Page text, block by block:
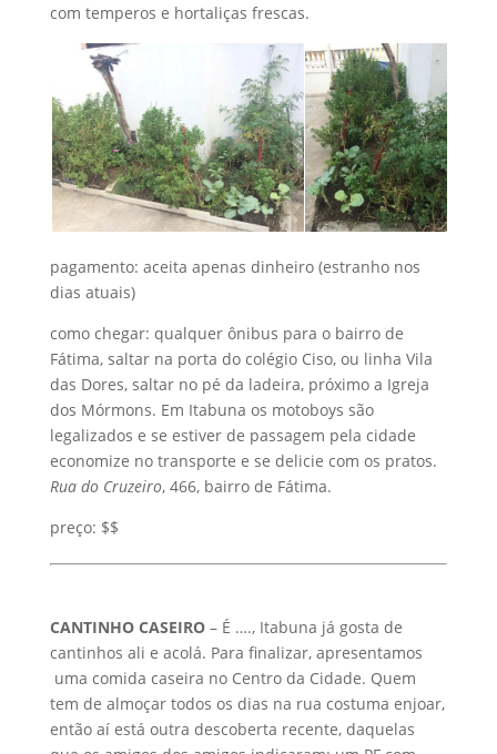
com temperos e hortaliças frescas.
pagamento: aceita apenas dinheiro (estranho nos
dias atuais)
como chegar: qualquer ônibus para o bairro de
Fátima, saltar na porta do colégio Ciso, ou linha Vila
das Dores, saltar no pé da ladeira, próximo a Igreja
dos Mórmons. Em Itabuna os motoboys são
legalizados e se estiver de passagem pela cidade
economize no transporte e se delicie com os pratos.
Rua do Cruzeiro, 466, bairro de Fátima.
preço: $$
CANTINHO CASEIRO– É …., Itabuna já gosta de
cantinhos ali e acolá. Para finalizar, apresentamos
uma comida caseira no Centro da Cidade. Quem
tem de almoçar todos os dias na rua costuma enjoar,
então aí está outra descoberta recente, daquelas